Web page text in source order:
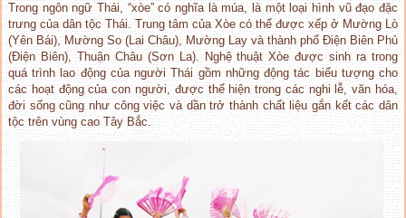
Trong ngôn ngữ Thái, “xòe” có nghĩa là múa, là một loại hình vũ đạo đặc
trưng của dân tộc Thái. Trung tâm của Xòe có thể được xếp ở Mường Lò
(Yên Bái), Mường So (Lai Châu), Mường Lay và thành phố Điện Biên Phủ
(Điện Biên), Thuận Châu (Sơn La). Nghệ thuật Xòe được sinh ra trong
quá trình lao động của người Thái gồm những động tác biểu tượng cho
các hoạt động của con người, được thể hiện trong các nghi lễ, văn hóa,
đời sống cũng như công việc và dần trở thành chất liệu gắn kết các dân
tộc trên vùng cao Tây Bắc.